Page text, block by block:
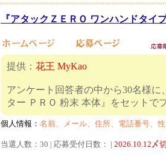
『アタックＺＥＲＯ ワンハンドタイ
提供： 花王 MyKao
アンケート回答者の中から30名様
ター ＰＲＯ 粉末 本体
個人情報： 名前、メール、住所、電話番号、
当選人数：30 | 応募受付日数： | 2026.10.12〆切